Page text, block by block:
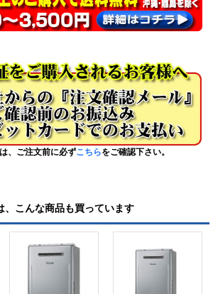
、ご注文前に必ずこちらをご確認下さい。
、こんな商品も買っています